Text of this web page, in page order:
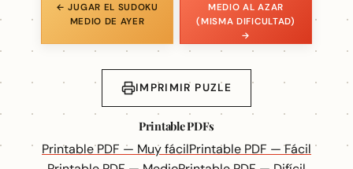
← JUGAR EL SUDOKU
MEDIO DE AYER
MEDIO AL AZAR
(MISMA DIFICULTAD)
→
IMPRIMIR PUZLE
Printable PDFs
Printable PDF — Muy fácilPrintable PDF — Fácil